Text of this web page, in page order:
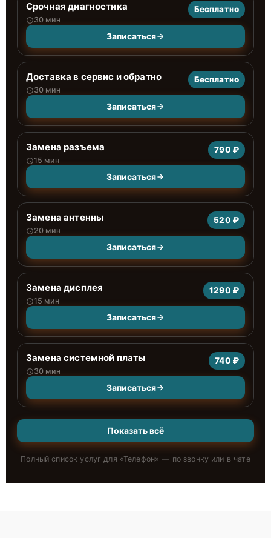
Срочная диагностика
30 мин
Бесплатно
Записаться
Доставка в сервис и обратно
30 мин
Бесплатно
Записаться
Замена разъема
15 мин
790 ₽
Записаться
Замена антенны
20 мин
520 ₽
Записаться
Замена дисплея
15 мин
1290 ₽
Записаться
Замена системной платы
30 мин
740 ₽
Записаться
Показать всё
Полный список услуг для «Телефон» — по звонку или в чате